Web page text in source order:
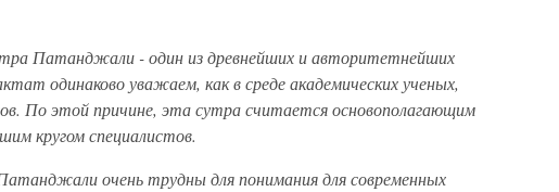
Патанджали - один из древнейших и авторитетнейших
одинаково уважаем, как в среде академических ученых,
По этой причине, эта сутра считается основополагающим
кругом специалистов.
очень трудны для понимания для современных